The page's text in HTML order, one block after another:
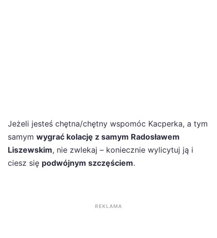
Jeżeli jesteś chętna/chętny wspomóc Kacperka, a tym
samym wygrać kolację z samym Radosławem
Liszewskim, nie zwlekaj – koniecznie wylicytuj ją i
ciesz się podwójnym szczęściem.
REKLAMA